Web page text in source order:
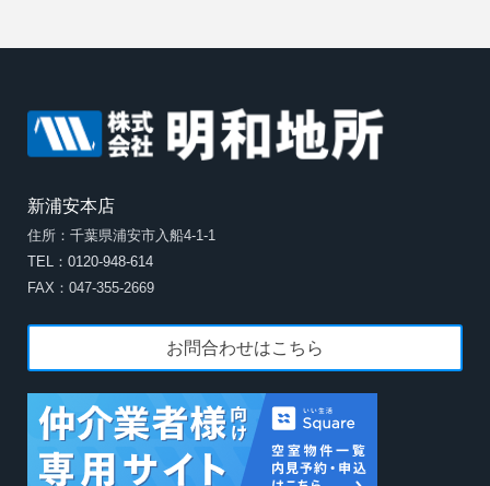
新浦安本店
住所：千葉県浦安市入船4-1-1
TEL：0120-948-614
FAX：047-355-2669
お問合わせはこちら